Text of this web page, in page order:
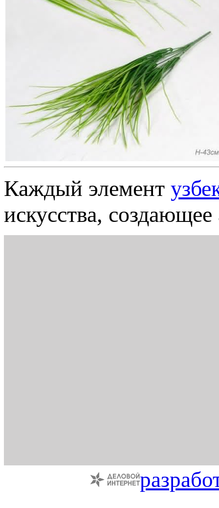
Каждый элемент
искусства,